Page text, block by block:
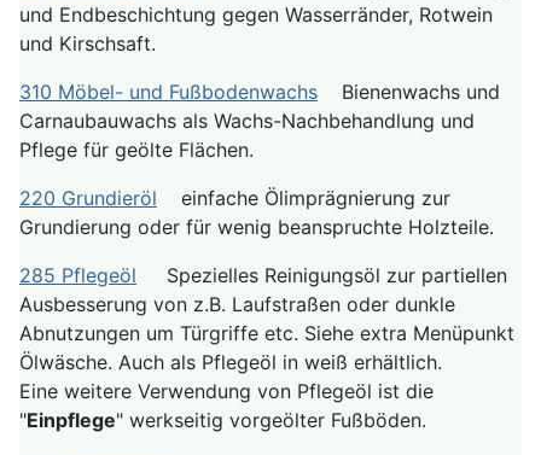
und Endbeschichtung gegen Wasserränder, Rotwein
und Kirschsaft.
310 Möbel- und Fußbodenwachs Bienenwachs und
Carnaubauwachs als Wachs-Nachbehandlung und
Pflege für geölte Flächen.
220 Grundieröl einfache Ölimprägnierung zur
Grundierung oder für wenig beanspruchte Holzteile.
285 Pflegeöl Spezielles Reinigungsöl zur partiellen
Ausbesserung von z.B. Laufstraßen oder dunkle
Abnutzungen um Türgriffe etc. Siehe extra Menüpunkt
Ölwäsche. Auch als Pflegeöl in weiß erhältlich.
Eine weitere Verwendung von Pflegeöl ist die
"Einpflege" werkseitig vorgeölter Fußböden.